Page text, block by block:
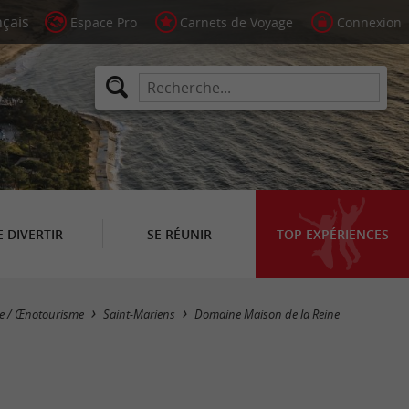
Espace Pro Carnets de Voyage Connexion
DIVERTIR SE RÉUNIR TOP EXPÉRIENCES
/ Œnotourisme Saint-Mariens Domaine Maison de la Reine